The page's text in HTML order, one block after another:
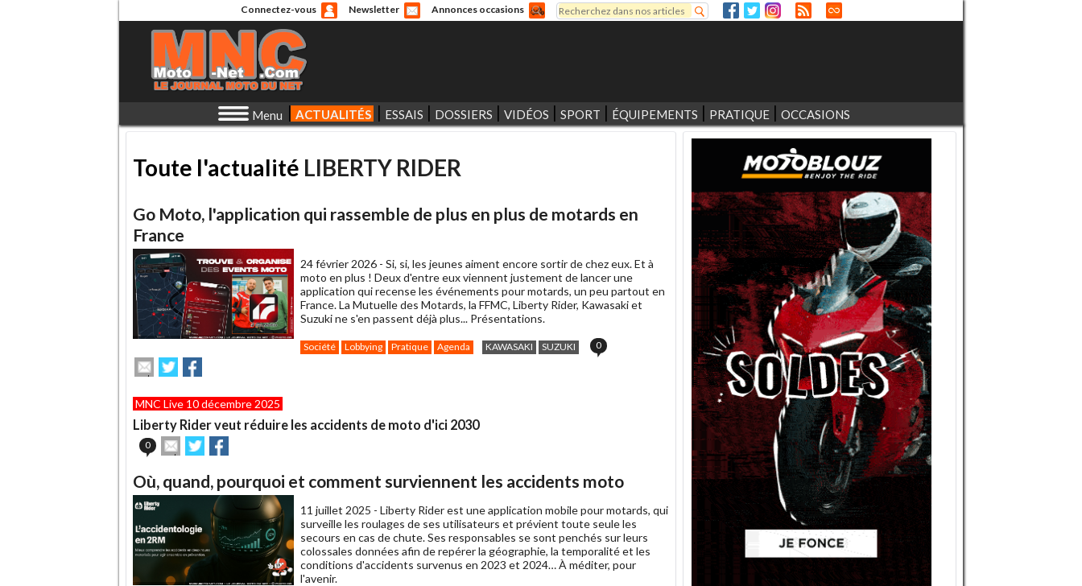
Connectez-vous Newsletter Annonces occasions
Formulaire de recherche
Rechercher
Menu ACTUALITÉS ESSAIS DOSSIERS VIDÉOS SPORT ÉQUIPEMENTS PRATIQUE OCCASIONS
Toute l'actualité LIBERTY RIDER
Go Moto, l'application qui rassemble de plus en plus de motards en
France
24 février 2026 - Si, si, les jeunes aiment encore sortir de chez eux. Et à
moto en plus ! Deux d'entre eux viennent justement de lancer une
application qui recense les événements pour motards, un peu partout en
France. La Mutuelle des Motards, la FFMC, Liberty Rider, Kawasaki et
Suzuki ne s'en passent déjà plus... Présentations.
Société Lobbying Pratique Agenda KAWASAKI SUZUKI 0
Envoyer
cet
à
un
ami
Partager
sur
sur
MNC Live 10 décembre 2025
Liberty Rider veut réduire les accidents de moto d'ici 2030
0
Envoyer
cet
à
un
Partager
sur sur
Où, quand, pourquoi et comment surviennent les accidents moto
11 juillet 2025 - Liberty Rider est une application mobile pour motards, qui
surveille les roulages de ses utilisateurs et prévient toute seule les
secours en cas de chute. Ses responsables se sont penchés sur leurs
colossales données afin de repérer la géographie, la temporalité et les
conditions d'accidents survenus en 2023 et 2024… À méditer, pour
l'avenir.